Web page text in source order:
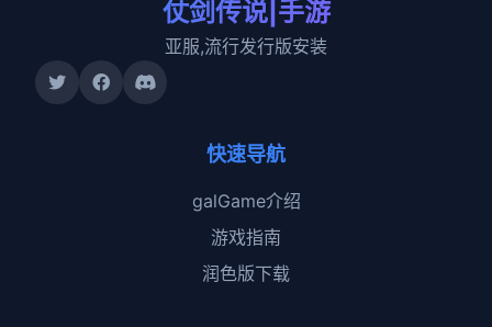
仗剑传说|手游
亚服,流行发行版安装
快速导航
galGame介绍
游戏指南
润色版下载